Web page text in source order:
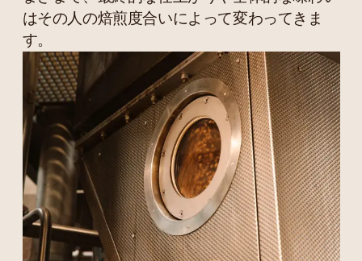
はその人の焙煎度合いによって変わってきま
す。